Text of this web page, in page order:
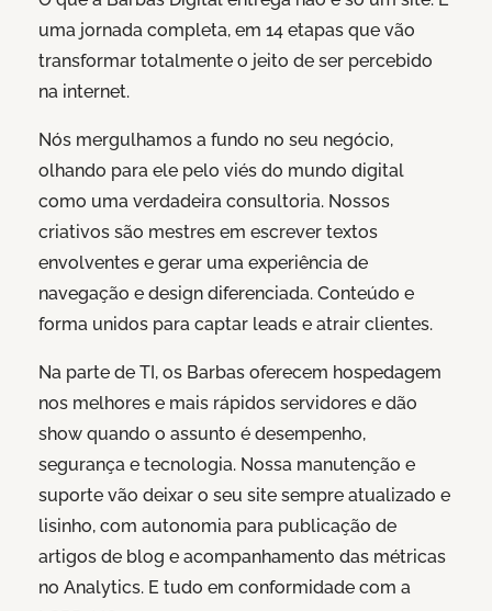
uma jornada completa, em 14 etapas que vão
transformar totalmente o jeito de ser percebido
na internet.
Nós mergulhamos a fundo no seu negócio,
olhando para ele pelo viés do mundo digital
como uma verdadeira consultoria. Nossos
criativos são mestres em escrever textos
envolventes e gerar uma experiência de
navegação e design diferenciada. Conteúdo e
forma unidos para captar leads e atrair clientes.
Na parte de TI, os Barbas oferecem hospedagem
nos melhores e mais rápidos servidores e dão
show quando o assunto é desempenho,
segurança e tecnologia. Nossa manutenção e
suporte vão deixar o seu site sempre atualizado e
lisinho, com autonomia para publicação de
artigos de blog e acompanhamento das métricas
no Analytics. E tudo em conformidade com a